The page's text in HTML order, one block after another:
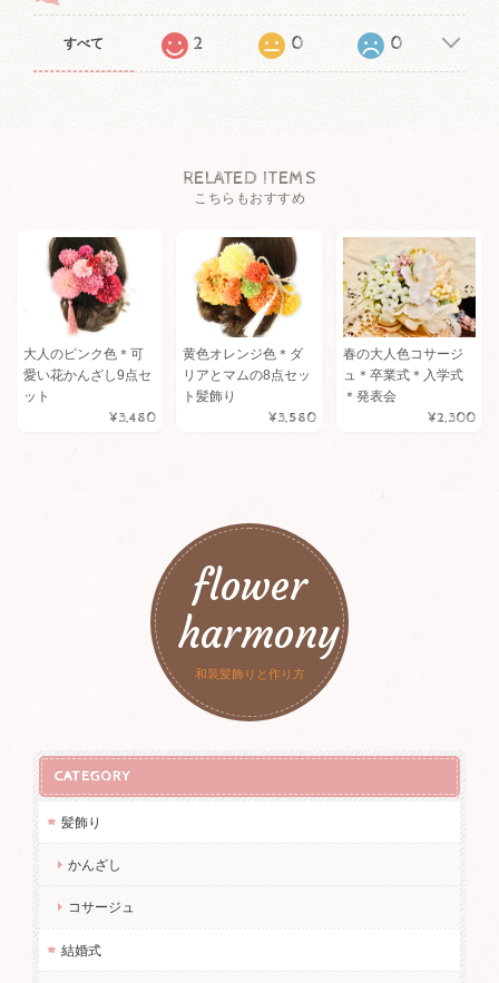
すべて 2 0 0
RELATED ITEMS
こちらもおすすめ
大人のピンク色＊可
愛い花かんざし9点セ
ット
¥3,480
黄色オレンジ色＊ダ
リアとマムの8点セッ
ト髪飾り
¥3,580
春の大人色コサージ
ュ＊卒業式＊入学式
＊発表会
¥2,300
flower
harmony
和装髪飾りと作り方
CATEGORY
髪飾り
かんざし
コサージュ
結婚式